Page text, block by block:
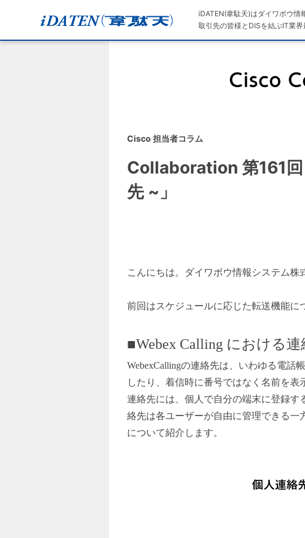
iDATEN(韋駄天)はダイワボウ情
取引先の皆様とDISを結ぶIT業
Cisco 担当者コラム
Collaboration 第161
先 ~」
こんにちは。ダイワボウ情報システム株
前回はスケジュールに応じた転送機能に
■Webex Calling における連
WebexCallingの連絡先は、いわゆる電話
したり、着信時に番号ではなく名前を表
連絡先には、個人で自分の端末に登録す
絡先は各ユーザーが自由に管理できる
について紹介します。